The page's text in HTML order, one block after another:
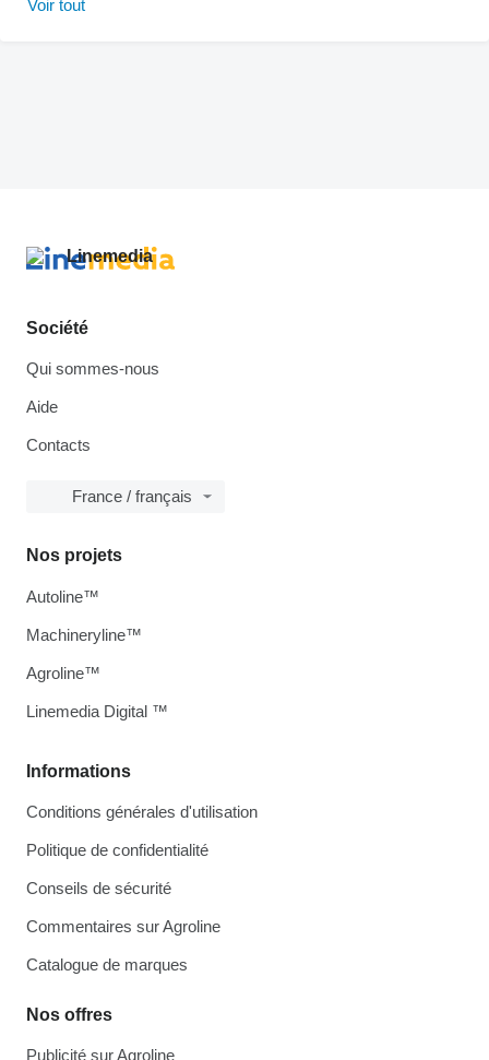
Voir tout
Société
Qui sommes-nous
Aide
Contacts
France / français
Informations
Conditions générales d'utilisation
Politique de confidentialité
Conseils de sécurité
Commentaires sur Agroline
Catalogue de marques
Nos offres
Publicité sur Agroline
Nos projets
Autoline™
Machineryline™
Agroline™
Linemedia Digital ™